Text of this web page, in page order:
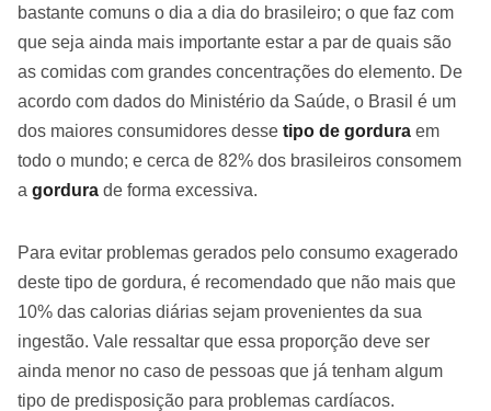
bastante comuns o dia a dia do brasileiro; o que faz com
que seja ainda mais importante estar a par de quais são
as comidas com grandes concentrações do elemento. De
acordo com dados do Ministério da Saúde, o Brasil é um
dos maiores consumidores desse tipo de gordura em
todo o mundo; e cerca de 82% dos brasileiros consomem
a gordura de forma excessiva.
Para evitar problemas gerados pelo consumo exagerado
deste tipo de gordura, é recomendado que não mais que
10% das calorias diárias sejam provenientes da sua
ingestão. Vale ressaltar que essa proporção deve ser
ainda menor no caso de pessoas que já tenham algum
tipo de predisposição para problemas cardíacos.